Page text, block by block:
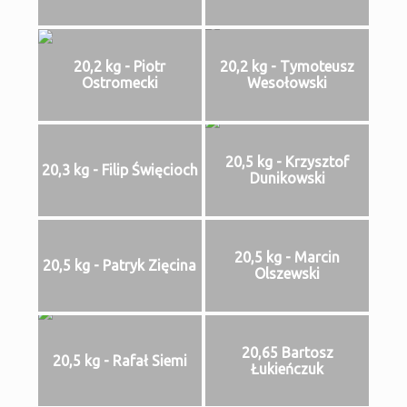
20,2 kg - Piotr
Ostromecki
20,2 kg - Tymoteusz
Wesołowski
20,3 kg - Filip Święcioch
20,5 kg - Krzysztof
Dunikowski
20,5 kg - Patryk Zięcina
20,5 kg - Marcin
Olszewski
20,5 kg - Rafał Siemi
20,65 Bartosz
Łukieńczuk